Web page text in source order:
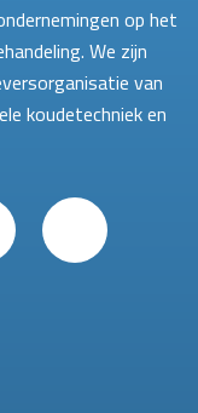
op het
We zijn
van
koudetechniek en